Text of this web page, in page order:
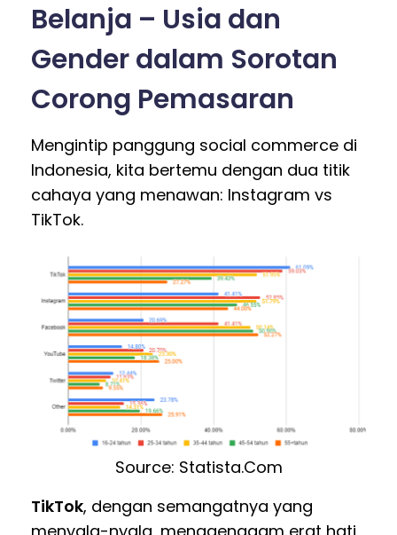
Belanja – Usia dan
Gender dalam Sorotan
Corong Pemasaran
Mengintip panggung social commerce di
Indonesia, kita bertemu dengan dua titik
cahaya yang menawan: Instagram vs
TikTok.
Source: Statista.Com
TikTok, dengan semangatnya yang